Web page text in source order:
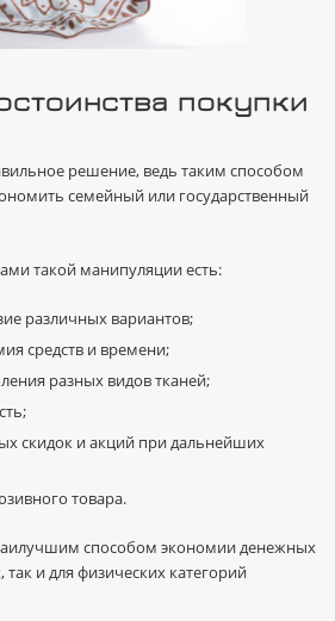
покупки
решение, ведь таким способом
семейный или государственный
такой манипуляции есть:
различных вариантов;
средств и времени;
разных видов тканей;
скидок и акций при дальнейших
товара.
способом экономии денежных
так и для физических категорий